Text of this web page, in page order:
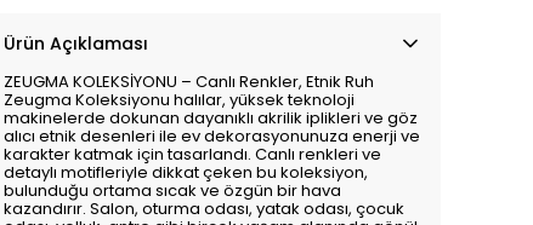
Ürün Açıklaması
ZEUGMA KOLEKSİYONU – Canlı Renkler, Etnik Ruh
Zeugma Koleksiyonu halılar, yüksek teknoloji
makinelerde dokunan dayanıklı akrilik iplikleri ve göz
alıcı etnik desenleri ile ev dekorasyonunuza enerji ve
karakter katmak için tasarlandı. Canlı renkleri ve
detaylı motifleriyle dikkat çeken bu koleksiyon,
bulunduğu ortama sıcak ve özgün bir hava
kazandırır. Salon, oturma odası, yatak odası, çocuk